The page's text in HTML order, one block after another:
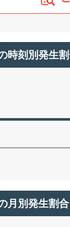
時刻別発生
月別発生割合